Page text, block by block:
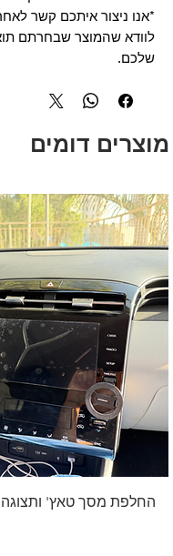
*אנו ניצור איתכם קשר
לוודא שהמוצר שבחרתם
שלכם.
מוצרים דומים